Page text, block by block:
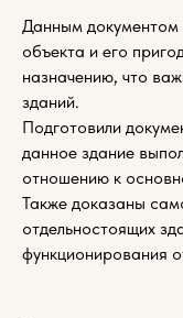
Данным документом
объекта и его
назначению, что
зданий.
Подготовили
данное здание
отношению к
Также доказаны
отдельностоящих
функционирования